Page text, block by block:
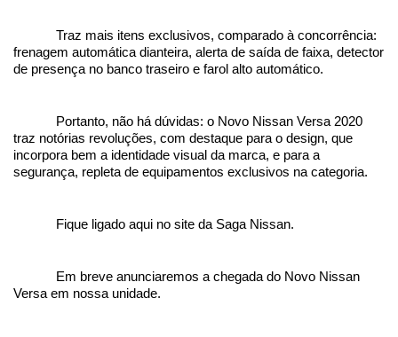
Traz mais itens exclusivos, comparado à concorrência:
frenagem automática dianteira, alerta de saída de faixa, detector
de presença no banco traseiro e farol alto automático.
Portanto, não há dúvidas: o Novo Nissan Versa 2020
traz notórias revoluções, com destaque para o design, que
incorpora bem a identidade visual da marca, e para a
segurança, repleta de equipamentos exclusivos na categoria.
Fique ligado aqui no site da Saga Nissan.
Em breve anunciaremos a chegada do Novo Nissan
Versa em nossa unidade.